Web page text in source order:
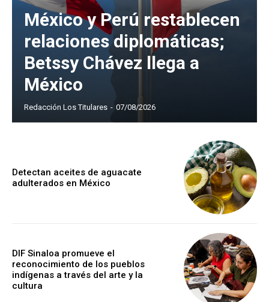
México y Perú restablecen
relaciones diplomáticas;
Betssy Chávez llega a
México
Redacción Los Titulares - 07/08/2026
Detectan aceites de aguacate
adulterados en México
DIF Sinaloa promueve el
reconocimiento de los pueblos
indígenas a través del arte y la
cultura